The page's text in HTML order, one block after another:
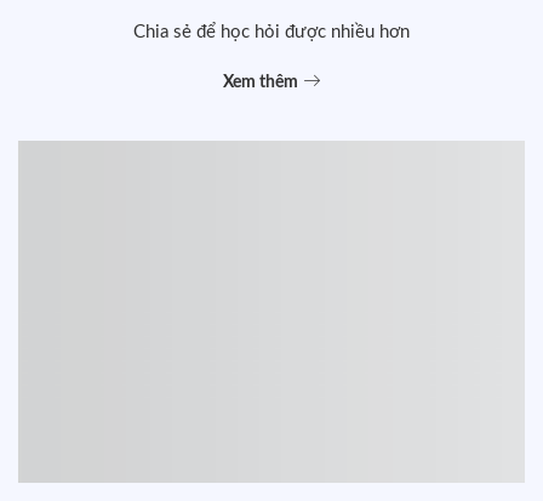
Chia sẻ để học hỏi được nhiều hơn
Xem thêm